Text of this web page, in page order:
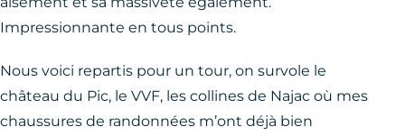
Impressionnante en tous points.
Nous voici repartis pour un tour, on survole le
château du Pic, le VVF, les collines de Najac où mes
chaussures de randonnées m’ont déjà bien